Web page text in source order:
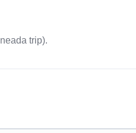
trip).